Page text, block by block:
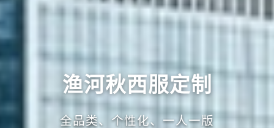
渔河秋西服定制
全品类、个性化、一人一版